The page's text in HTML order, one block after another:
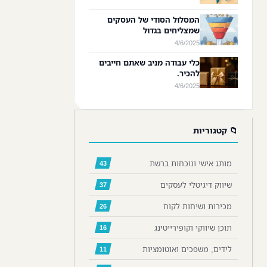
המסלול הסודי של העסקים
שמצליחים בגדול
4/6/2025
כלי עבודה מניב שאתם חייבים
להכיר.
4/6/2025
📁 קטגוריות
מותג אישי ונוכחות ברשת 43
שיווק דיגיטלי לעסקים 37
מכירות ושיחות לקוח 26
תוכן שיווקי וקופירייטינג 16
לידים, משפכים ואוטומציות 11